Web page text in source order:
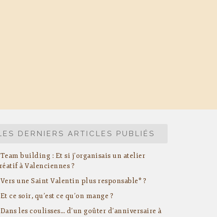
DERNIERS ARTICLES PUBLIÉS
Team building : Et si j’organisais un atelier
à Valenciennes ?
Vers une Saint Valentin plus responsable* ?
Et ce soir, qu’est ce qu’on mange ?
Dans les coulisses… d’un goûter d’anniversaire à